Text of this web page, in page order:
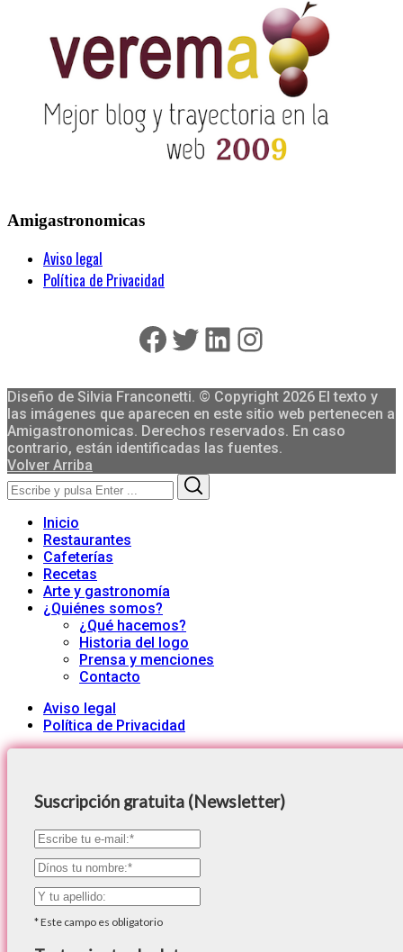
Amigastronomicas
Aviso legal
Política de Privacidad
Facebook
Twitter
LinkedIn
Instagram
Diseño de Silvia Franconetti. © Copyright 2026 El texto y
las imágenes que aparecen en este sitio web pertenecen a
Amigastronomicas. Derechos reservados. En caso
contrario, están identificadas las fuentes.
Volver Arriba
Search
for:
Inicio
Restaurantes
Cafeterías
Recetas
Arte y gastronomía
¿Quiénes somos?
¿Qué hacemos?
Historia del logo
Prensa y menciones
Contacto
Aviso legal
Política de Privacidad
Suscripción gratuita (Newsletter)
*Este campo es obligatorio